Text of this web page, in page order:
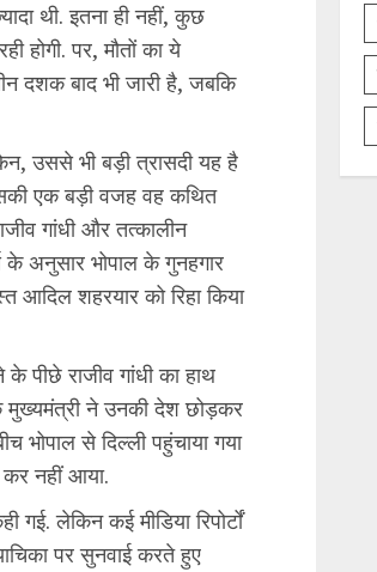
थी. इतना ही नहीं, कुछ
होगी. पर, मौतों का ये
दशक बाद भी जारी है, जबकि
उससे भी बड़ी त्रासदी यह है
एक बड़ी वजह वह कथित
गांधी और तत्कालीन
के अनुसार भोपाल के गुनहगार
आदिल शहरयार को रिहा किया
पीछे राजीव गांधी का हाथ
मुख्यमंत्री ने उनकी देश छोड़कर
भोपाल से दिल्ली पहुंचाया गया
नहीं आया.
लेकिन कई मीडिया रिपोर्टों
पर सुनवाई करते हुए